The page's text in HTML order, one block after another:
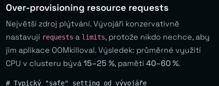
Over-provisioning resource requests
Největší zdroj plýtvání. Vývojáři konzervativně
nastavují requests a limits, protože nikdo nechce, aby
jim aplikace OOMkilloval. Výsledek: průměrné využití
CPU v clusteru bývá15–25 %, paměti 40–60 %.
# Typický "safe" setting od vývojáře